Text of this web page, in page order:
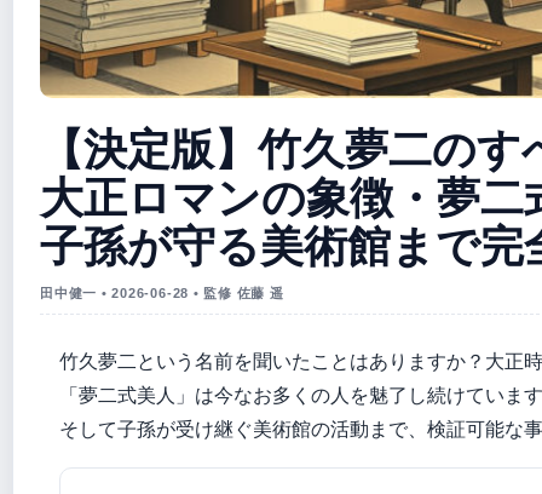
【決定版】竹久夢二の
大正ロマンの象徴・夢
子孫が守る美術館まで完
田中健一 • 2026-06-28 • 監修 佐藤 遥
竹久夢二という名前を聞いたことはありますか？大正
「夢二式美人」は今なお多くの人を魅了し続けていま
そして子孫が受け継ぐ美術館の活動まで、検証可能な